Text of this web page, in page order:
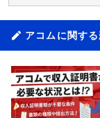
アコムに関す